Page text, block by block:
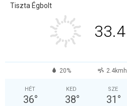
Tiszta Égbolt
33.4
20% 2.4kmh
HÉT
36°
KED
38°
SZE
31 °